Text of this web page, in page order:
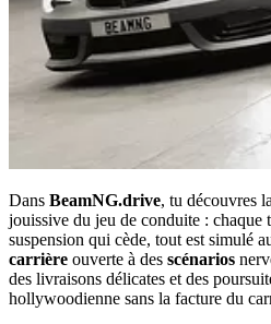
Dans BeamNG.drive, tu découvres la
jouissive du jeu de conduite : chaque
suspension qui cède, tout est simulé
carrière ouverte à des scénarios
des livraisons délicates et des
hollywoodienne sans la facture du